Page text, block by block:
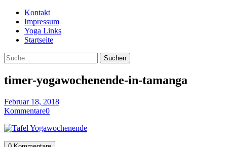
Kontakt
Impressum
Yoga Links
Startseite
Suche
timer-yogawochenende-in-tamanga
Februar 18, 2018
Kommentare0